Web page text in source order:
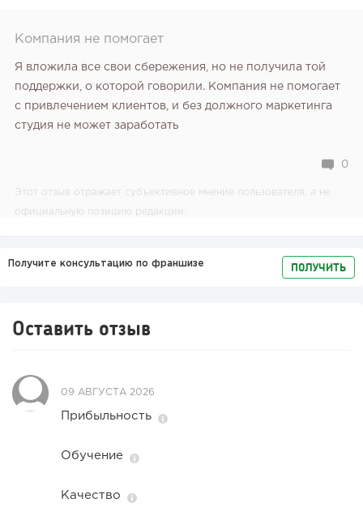
Компания не помогает
Я вложила все свои сбережения, но не получила той
поддержки, о которой говорили. Компания не помогает
с привлечением клиентов, и без должного маркетинга
студия не может заработать
0
Этот отзыв отражает субъективное мнение пользователя, а не
официальную позицию редакции.
Получите консультацию по франшизе ПОЛУЧИТЬ
Оставить отзыв
09 АВГУСТА 2026
Прибыльность
Обучение
Качество